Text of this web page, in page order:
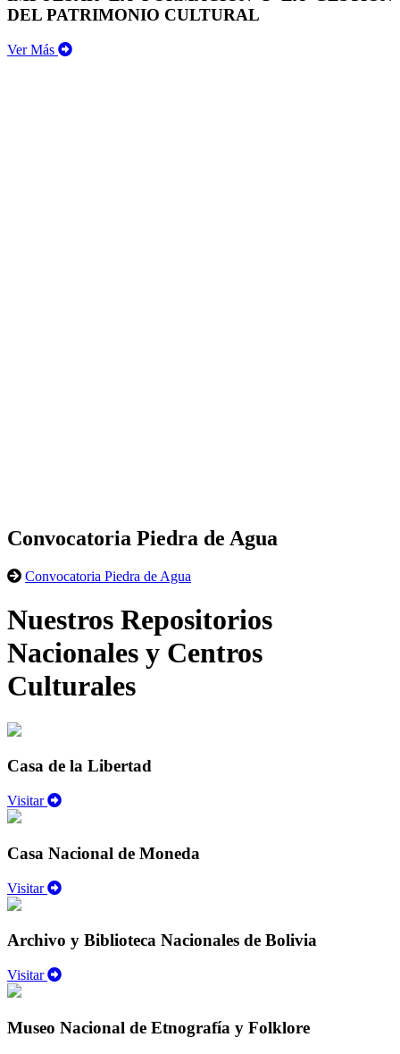
DEL PATRIMONIO CULTURAL
Ver Más
Convocatoria Piedra de Agua
Convocatoria Piedra de Agua
Nuestros Repositorios
Nacionales y Centros
Culturales
Casa de la Libertad
Visitar
Casa Nacional de Moneda
Visitar
Archivo y Biblioteca Nacionales de Bolivia
Visitar
Museo Nacional de Etnografía y Folklore